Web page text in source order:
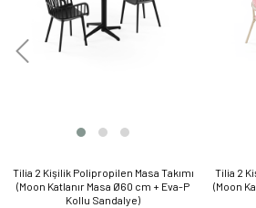
Tilia 2 Kişilik Polipropilen Masa Takımı
(Moon Katlanır Masa Ø60 cm + Eva-P
Kollu Sandalye)
Tilia 2
(Moon